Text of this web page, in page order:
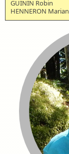
GUININ Robin
HENNERON